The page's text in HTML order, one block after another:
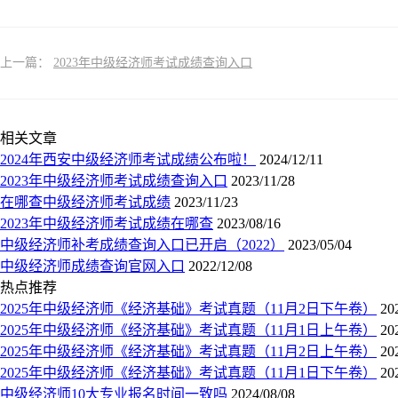
上一篇： 2023年中级经济师考试成绩查询入口
相关文章
2024年西安中级经济师考试成绩公布啦！
2024/12/11
2023年中级经济师考试成绩查询入口 2023/11/28
在哪查中级经济师考试成绩 2023/11/23
2023年中级经济师考试成绩在哪查 2023/08/16
中级经济师补考成绩查询入口已开启（2022）
2023/05/04
中级经济师成绩查询官网入口 2022/12/08
热点推荐
2025年中级经济师《经济基础》考试真题（11月2日下午卷）
2025年中级经济师《经济基础》考试真题（11月1日上午卷）
2025年中级经济师《经济基础》考试真题（11月2日上午卷）
2025年中级经济师《经济基础》考试真题（11月1日下午卷）
中级经济师10大专业报名时间一致吗 2024/08/08